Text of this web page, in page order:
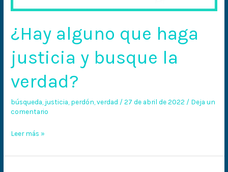
¿Hay alguno que haga
justicia y busque la
verdad?
búsqueda justicia perdón ,verdad /27 de abril de 2022 / Deja un
comentario
Leer más »